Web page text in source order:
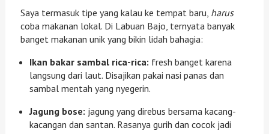
Saya termasuk tipe yang kalau ke tempat baru, harus
coba makanan lokal. Di Labuan Bajo, ternyata banyak
banget makanan unik yang bikin lidah bahagia:
Ikan bakar sambal rica-rica: fresh banget karena
langsung dari laut. Disajikan pakai nasi panas dan
sambal mentah yang nyegerin.
Jagung bose: jagung yang direbus bersama kacang-
kacangan dan santan. Rasanya gurih dan cocok jadi